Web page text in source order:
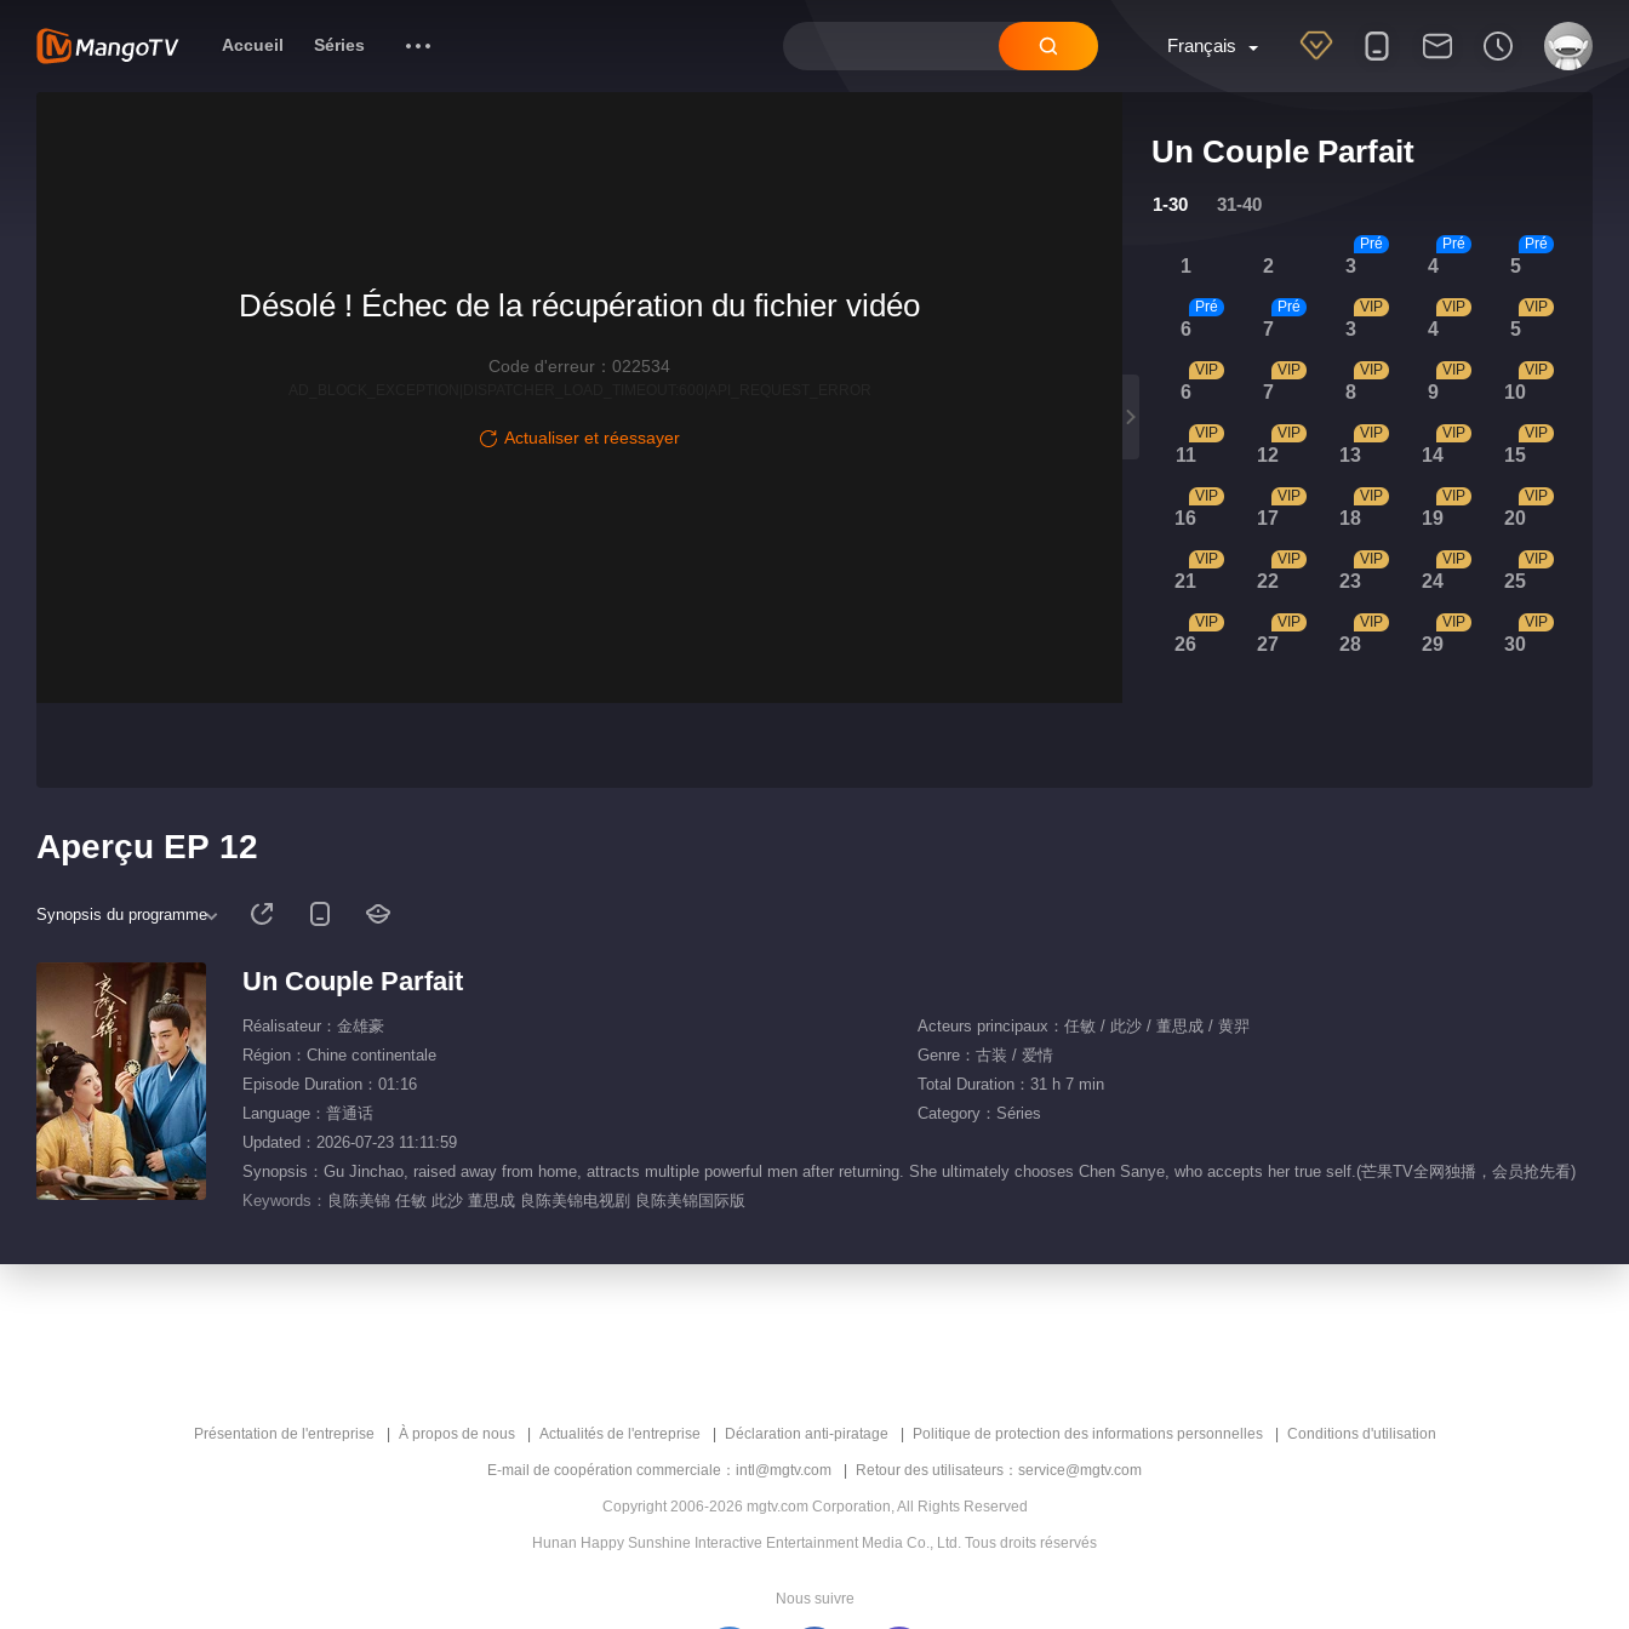
Français
Accueil Séries
Un Couple Parfait
1-30 31-40
1 2 3
Pré
4
Pré
5
Pré
6
Pré
7
Pré
3
VIP
4
VIP
5
VIP
6
VIP
7
VIP
8
VIP
9
VIP
10
VIP
11
VIP
12
VIP
13
VIP
14
VIP
15
VIP
16
VIP
17
VIP
18
VIP
19
VIP
20
VIP
21
VIP
22
VIP
23
VIP
24
VIP
25
VIP
26
VIP
27
VIP
28
VIP
29
VIP
30
VIP
Désolé ! Échec de la récupération du fichier vidéo
Code d'erreur：022534
Actualiser et réessayer
Aperçu EP 12
Synopsis du programme
Un Couple Parfait
Réalisateur：金雄豪
Acteurs principaux：任敏 / 此沙 / 董思成 / 黄羿
Région：Chine continentale
Genre：古装 / 爱情
Episode Duration：01:16
Total Duration：31 h 7 min
Language：普通话
Category：Séries
Updated：2026-07-23 11:11:59
Synopsis：Gu Jinchao, raised away from home, attracts multiple powerful men after returning. She ultimately chooses Chen Sanye, who accepts her true self.(芒果TV全网独播，会员抢先看)
Keywords： 良陈美锦 任敏 此沙 董思成 良陈美锦电视剧 良陈美锦国际版
Présentation de l'entreprise À propos de nous Actualités de l'entreprise Déclaration anti-piratage Politique de protection des informations personnelles Conditions d'utilisation
E-mail de coopération commerciale：intl@mgtv.com Retour des utilisateurs：service@mgtv.com
Copyright 2006-2026 mgtv.com Corporation, All Rights Reserved
Hunan Happy Sunshine Interactive Entertainment Media Co., Ltd. Tous droits réservés
Nous suivre